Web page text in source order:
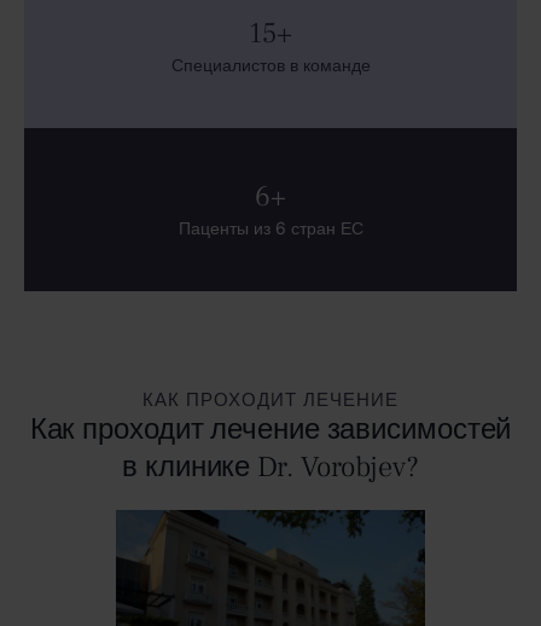
15+
Специалистов в команде
6+
Паценты из 6 стран ЕС
КАК ПРОХОДИТ ЛЕЧЕНИЕ
Как проходит лечение зависимостей
в клинике Dr. Vorobjev?